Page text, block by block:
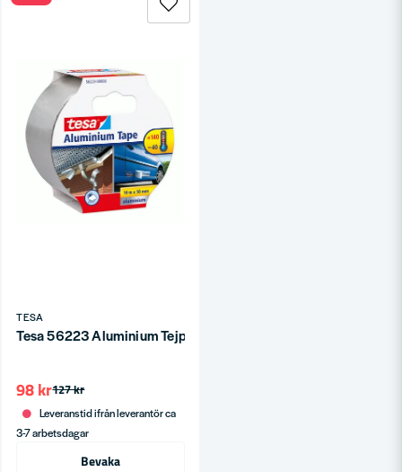
TESA
Tesa 56223 Aluminium Tejp 50mm x 10m
127 kr
98 kr
Leveranstid ifrån leverantör ca
3-7 arbetsdagar
Bevaka